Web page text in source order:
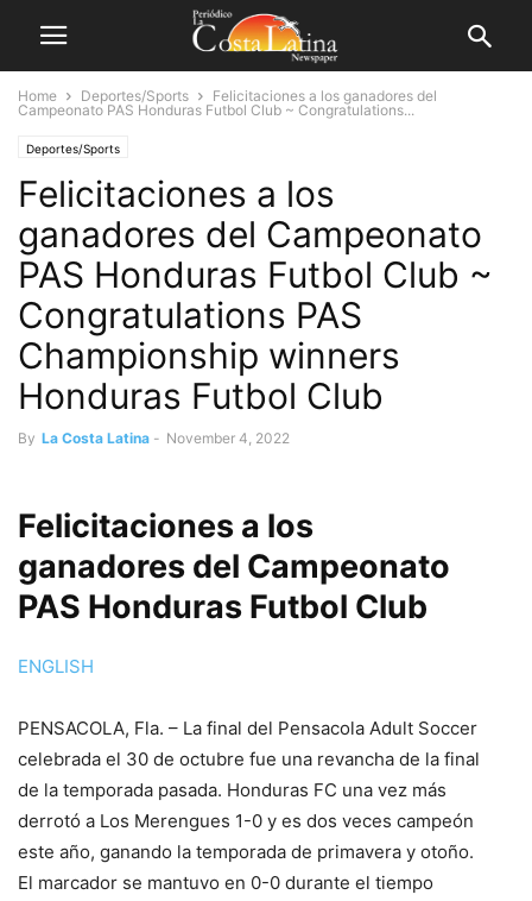
Home Deportes/Sports
Felicitaciones a los ganadores del
Campeonato PAS Honduras Futbol Club ~ Congratulations...
Deportes/Sports
Felicitaciones a los
ganadores del Campeonato
PAS Honduras Futbol Club ~
Congratulations PAS
Championship winners
Honduras Futbol Club
By La Costa Latina - November 4, 2022
Felicitaciones a los
ganadores del Campeonato
PAS Honduras Futbol Club
ENGLISH
PENSACOLA, Fla. – La final del Pensacola Adult Soccer
celebrada el 30 de octubre fue una revancha de la final
de la temporada pasada. Honduras FC una vez más
derrotó a Los Merengues 1-0 y es dos veces campeón
este año, ganando la temporada de primavera y otoño.
El marcador se mantuvo en 0-0 durante el tiempo